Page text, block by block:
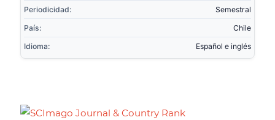
Periodicidad:
Semestral
País:
Chile
Idioma:
Español e inglés